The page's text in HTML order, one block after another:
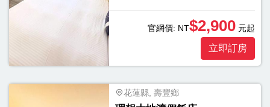
官網價: NT$2,900 元起
立即訂房
花蓮縣, 壽豐鄉